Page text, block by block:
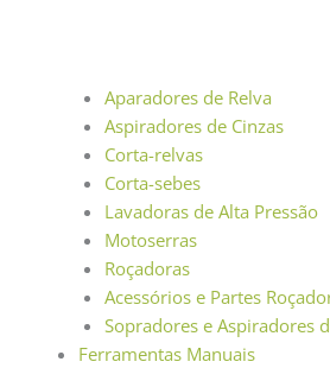
Aparadores de Relva
Aspiradores de Cinzas
Corta-relvas
Corta-sebes
Lavadoras de Alta Pressão
Motoserras
Roçadoras
Acessórios e Partes
Sopradores e Aspiradores
Ferramentas Manuais